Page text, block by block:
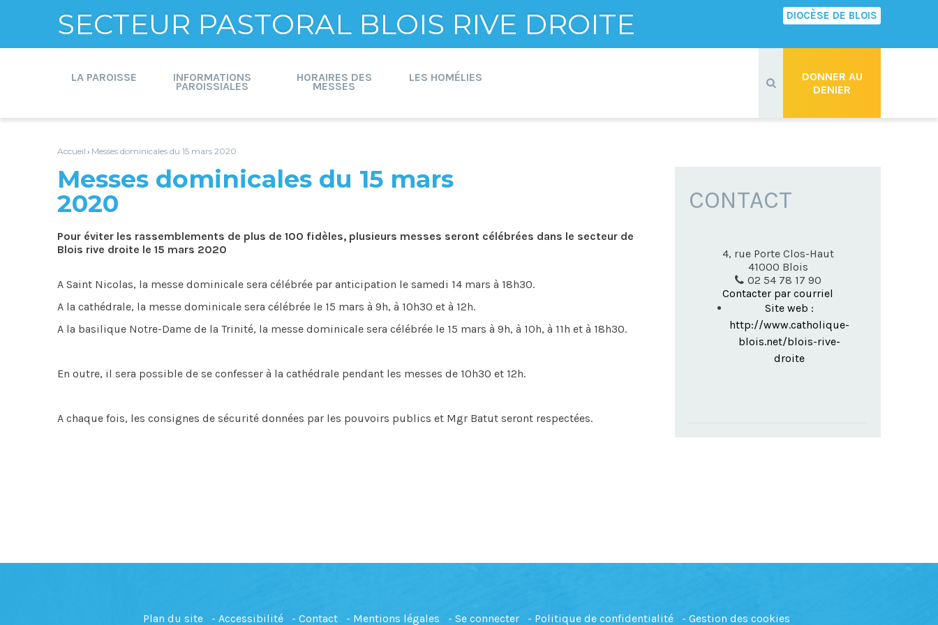
SECTEUR PASTORAL BLOIS RIVE DROITE DIOCÈSE DE BLOIS
DONNER AU
DENIER
LA PAROISSE INFORMATIONS
PAROISSIALES
HORAIRES DES
MESSES
LES HOMÉLIES
Accueil › Messes dominicales du 15 mars 2020
Messes dominicales du 15 mars
2020
Pour éviter les rassemblements de plus de 100 fidèles, plusieurs messes seront célébrées dans le secteur de
Blois rive droite le 15 mars 2020
A Saint Nicolas, la messe dominicale sera célébrée par anticipation le samedi 14 mars à 18h30.
A la cathédrale, la messe dominicale sera célébrée le 15 mars à 9h, à 10h30 et à 12h.
A la basilique Notre-Dame de la Trinité, la messe dominicale sera célébrée le 15 mars à 9h, à 10h, à 11h et à 18h30.
En outre, il sera possible de se confesser à la cathédrale pendant les messes de 10h30 et 12h.
A chaque fois, les consignes de sécurité données par les pouvoirs publics et Mgr Batut seront respectées.
CONTACT
4, rue Porte Clos-Haut
41000 Blois
02 54 78 17 90
Contacter par courriel
Site web :
http://www.catholique-
blois.net/blois-rive-
droite
Plan du site Accessibilité Contact Mentions légales Se connecter Politique de confidentialité Gestion des cookies